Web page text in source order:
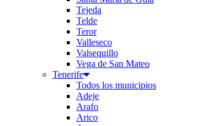
Tejeda
Telde
Teror
Valleseco
Valsequillo
Vega de San Mateo
Tenerife
Todos los municipios
Adeje
Arafo
Arico